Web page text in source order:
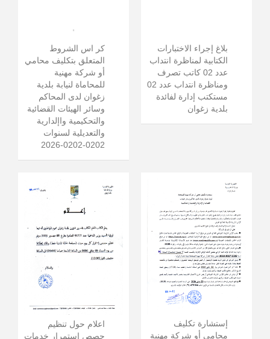
بلاغ إجراء الاختبارات
الكتابية لمناظرة انتداب
عدد 02 كاتب تصرف
ومناظرة انتداب عدد 02
مستكتب إدارة لفائدة
بلدية زغوان
كر اس الشروط
المتعلق بتكليف محامي
أو شركة مهنية
للمحاماة لنيابة بلدية
زغوان لدى المحاكم
وسائر الهيئات القضائية
والتحكيمية واإلدارية
والتعديلية لسنوات
0202-0202-2026
إستشارة تكليف
محامي أو شركة مهنية
اعلام حول تنظيم
حصص استمرار خدمات